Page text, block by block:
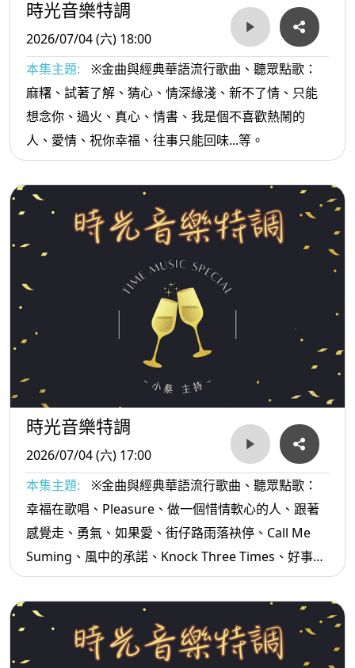
時光音樂特調
2026/07/04 (六) 18:00
本集主題:
※金曲與經典華語流行歌曲、聽眾點歌：
麻糬、試著了解、猜心、情深緣淺、新不了情、只能
想念你、過火、真心、情書、我是個不喜歡熱鬧的
人、愛情、祝你幸福、往事只能回味...等。
時光音樂特調
2026/07/04 (六) 17:00
本集主題:
※金曲與經典華語流行歌曲、聽眾點歌：
幸福在歌唱、Pleasure、做一個惜情軟心的人、跟著
感覺走、勇氣、如果愛、街仔路雨落袂停、Call Me
Suming、風中的承諾、Knock Three Times、好事雙
雙、喝酒講酒話、足芳足芳...等。